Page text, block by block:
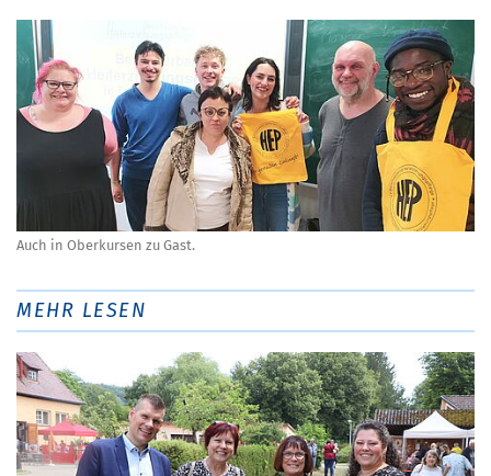
Auch in Oberkursen zu Gast.
MEHR LESEN